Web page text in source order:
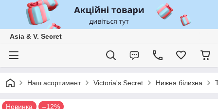
Asia & V. Secret
Наш асортимент Victoria's Secret Нижня білизна
Новинка –12%